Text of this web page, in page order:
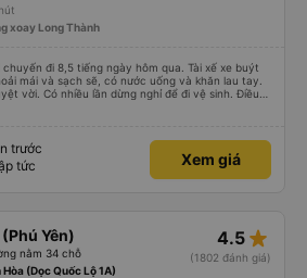
xoay Long Thành
đi 8,5 tiếng ngày hôm qua. Tài xế xe buýt
mái và sạch sẽ, có nước uống và khăn lau tay.
vời. Có nhiều lần dừng nghỉ để đi vệ sinh. Điều
để cải thiện là cho phép thanh toán bằng thẻ
trước
tức
Xem giá
Yên)
nằm 34 chỗ
4.5 star_rate
(1802 đánh giá)
Hòa (Dọc Quốc Lộ 1A)